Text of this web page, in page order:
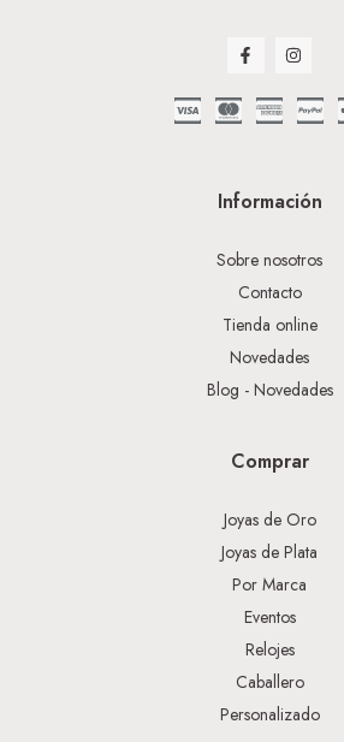
Información
Sobre nosotros
Contacto
Tienda online
Novedades
Blog - Novedades
Comprar
Joyas de Oro
Joyas de Plata
Por Marca
Eventos
Relojes
Caballero
Personalizado